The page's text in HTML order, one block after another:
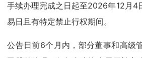
手续办理完成之日起至2026年12月4
易日且有特定禁止行权期间。
公告日前6个月内，部分董事和高级